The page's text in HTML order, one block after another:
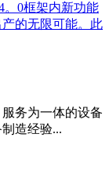
。0框架内新功能
的无限可能。此
务为一体的设备
造经验...